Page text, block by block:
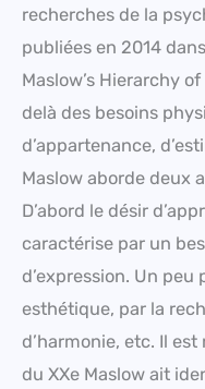
recherches de la
publiées en 2014
Maslow’s Hierarchy
delà des besoins
d’appartenance,
Maslow aborde deux
D’abord le désir
caractérise par un
d’expression. Un
esthétique, par la
d’harmonie, etc. Il
du XXe Maslow ait